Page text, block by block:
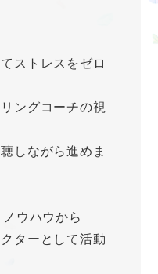
ストレスをゼロ
ングコーチの視
しながら進めま
ウハウから
ターとして活動